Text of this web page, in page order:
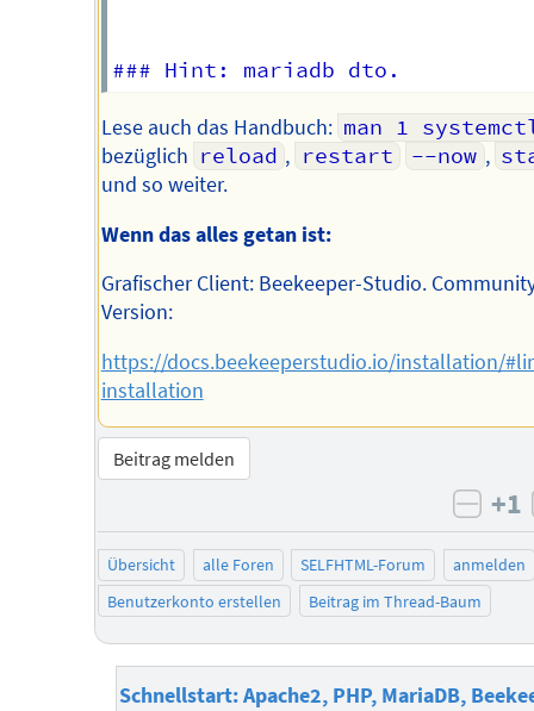
Lese auch das Handbuch: man 1
bezüglich reload , restart --now ,
und so weiter.
Wenn das alles getan ist:
Grafischer Client: Beekeeper-Studio.
Version:
https://docs.beekeeperstudio.io/installation/
installation
Beitrag melden
+1
Übersicht alle Foren SELFHTML-Forum
anmelden
Benutzerkonto erstellen
Beitrag im Thread-Baum
Schnellstart: Apache2, PHP, MariaDB,